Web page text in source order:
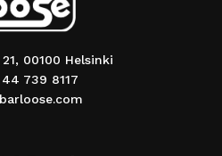
00100 Helsinki
739 8117